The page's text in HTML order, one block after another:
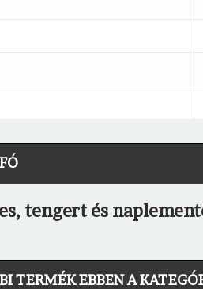
tengert és
TERMÉK EBBEN A